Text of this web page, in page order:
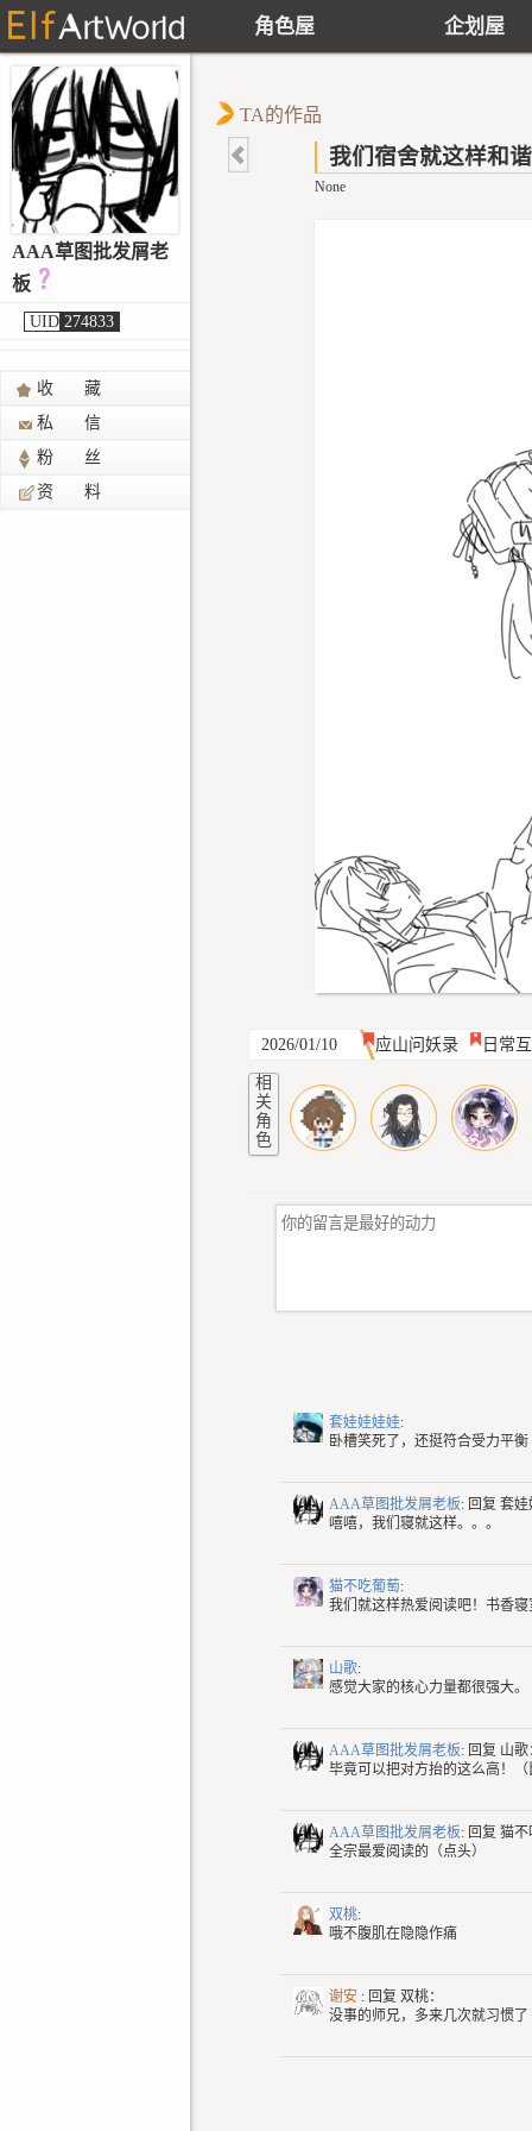
角色屋 企划屋
AAA草图批发屑老
板
UID 274833
收 藏
私 信
粉 丝
资 料
TA的作品
我们宿舍就这样和
None
2026/01/10 应山问妖录 日常
相
关
角
色
套娃娃娃娃:
卧槽笑死了，还挺符合受力平衡
AAA草图批发屑老板: 回复 套娃
嘻嘻，我们寝就这样。。。
猫不吃葡萄:
我们就这样热爱阅读吧！书香寝
山歌:
感觉大家的核心力量都很强大。
AAA草图批发屑老板: 回复 山歌
毕竟可以把对方抬的这么高！（
AAA草图批发屑老板: 回复 猫不
全宗最爱阅读的（点头）
双桃:
哦不腹肌在隐隐作痛
谢安: 回复 双桃：
没事的师兄，多来几次就习惯了